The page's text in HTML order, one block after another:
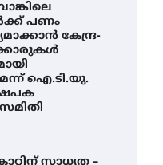
പണം
കേന്ദ്ര-
ഐ.ടി.യു.